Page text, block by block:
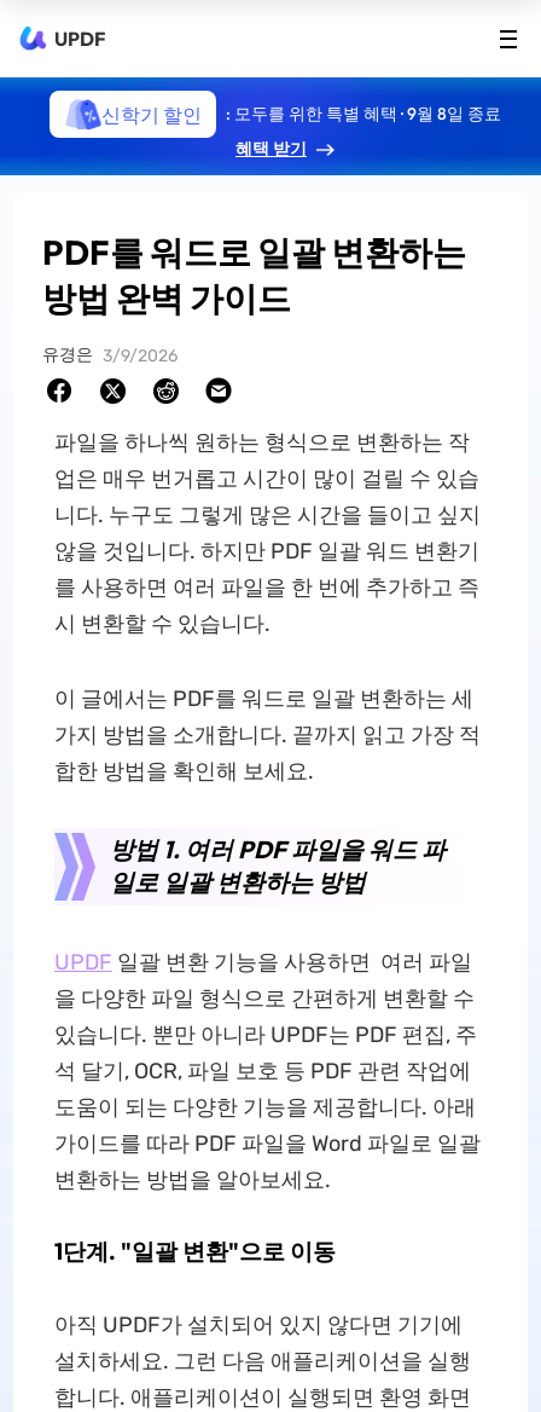
UPDF
신학기 할인
: 모두를 위한 특별 혜택 · 9월 8일 종료
혜택 받기
PDF를 워드로 일괄 변환하는
방법 완벽 가이드
유경은 3/9/2026
파일을 하나씩 원하는 형식으로 변환하는 작
업은 매우 번거롭고 시간이 많이 걸릴 수 있습
니다. 누구도 그렇게 많은 시간을 들이고 싶지
않을 것입니다. 하지만 PDF 일괄 워드 변환기
를 사용하면 여러 파일을 한 번에 추가하고 즉
시 변환할 수 있습니다.
이 글에서는 PDF를 워드로 일괄 변환하는 세
가지 방법을 소개합니다. 끝까지 읽고 가장 적
합한 방법을 확인해 보세요.
방법 1. 여러 PDF 파일을 워드 파
일로 일괄 변환하는 방법
UPDF 일괄 변환 기능을 사용하면 여러 파일
을 다양한 파일 형식으로 간편하게 변환할 수
있습니다. 뿐만 아니라 UPDF는 PDF 편집, 주
석 달기, OCR, 파일 보호 등 PDF 관련 작업에
도움이 되는 다양한 기능을 제공합니다. 아래
가이드를 따라 PDF 파일을 Word 파일로 일괄
변환하는 방법을 알아보세요.
1단계. "일괄 변환"으로 이동
아직 UPDF가 설치되어 있지 않다면 기기에
설치하세요. 그런 다음 애플리케이션을 실행
합니다. 애플리케이션이 실행되면 환영 화면